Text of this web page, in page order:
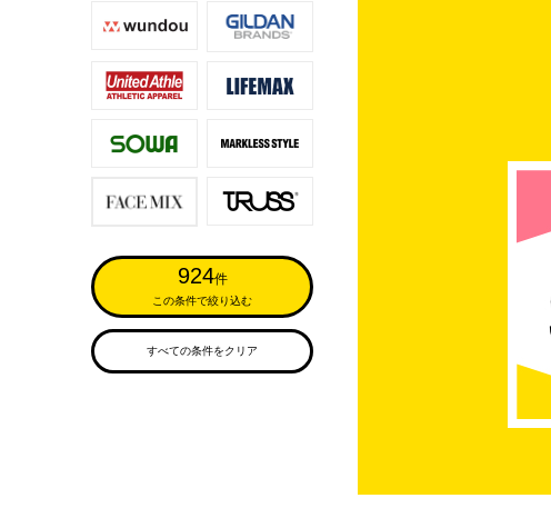
924件
この条件で絞り込む
すべての条件をクリア